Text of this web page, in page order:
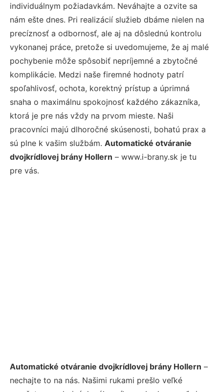
individuálnym požiadavkám. Neváhajte a ozvite sa
nám ešte dnes. Pri realizácií služieb dbáme nielen na
precíznosť a odbornosť, ale aj na dôslednú kontrolu
vykonanej práce, pretože si uvedomujeme, že aj malé
pochybenie môže spôsobiť nepríjemné a zbytočné
komplikácie. Medzi naše firemné hodnoty patrí
spoľahlivosť, ochota, korektný prístup a úprimná
snaha o maximálnu spokojnosť každého zákazníka,
ktorá je pre nás vždy na prvom mieste. Naši
pracovníci majú dlhoročné skúsenosti, bohatú prax a
sú plne k vašim službám. Automatické otváranie
dvojkrídlovej brány Hollern – www.i-brany.sk je tu
pre vás.
Automatické otváranie dvojkrídlovej brány Hollern –
nechajte to na nás. Našimi rukami prešlo veľké